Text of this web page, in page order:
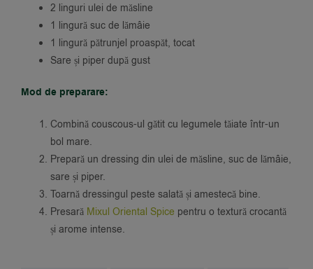
2 linguri ulei de măsline
1 lingură suc de lămâie
1 lingură pătrunjel proaspăt, tocat
Sare și piper după gust
Mod de preparare:
Combină couscous-ul gătit cu legumele tăiate într-un
bol mare.
Prepară un dressing din ulei de măsline, suc de lămâie,
sare și piper.
Toarnă dressingul peste salată și amestecă bine.
Presară Mixul Oriental Spice pentru o textură crocantă
și arome intense.